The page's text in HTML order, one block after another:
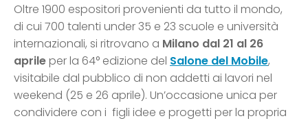
Oltre 1900 espositori provenienti da tutto il mondo,
di cui 700 talenti under 35 e 23 scuole e università
internazionali, si ritrovano a Milano dal 21 al 26
aprileper la 64° edizione del Salone del Mobile,
visitabile dal pubblico di non addetti ai lavori nel
weekend (25 e 26 aprile). Un’occasione unica per
condividere con i figli idee e progetti per la propria